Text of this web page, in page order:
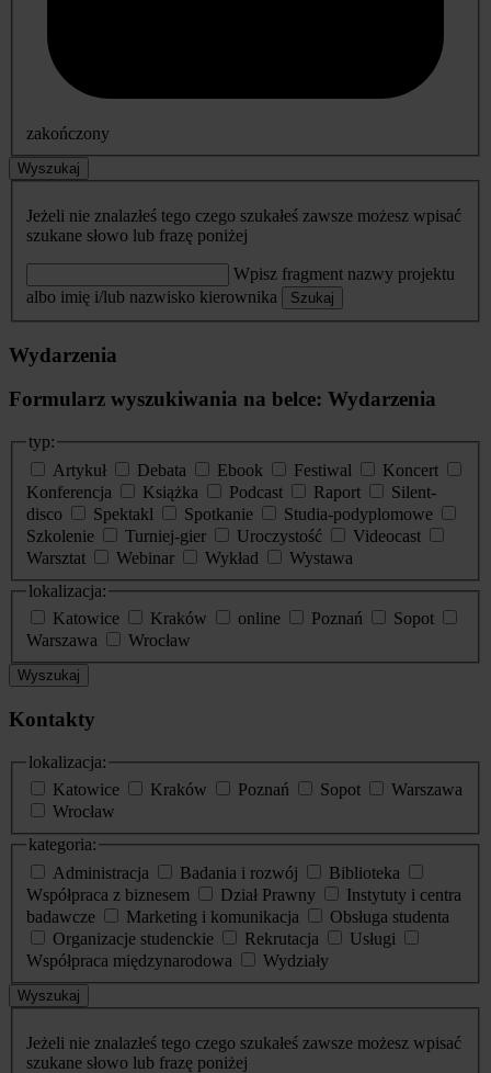
zakończony
Wyszukaj
Jeżeli nie znalazłeś tego czego szukałeś zawsze możesz wpisać
szukane słowo lub frazę poniżej
Wpisz fragment nazwy projektu
albo imię i/lub nazwisko kierownika
Szukaj
Wydarzenia
Formularz wyszukiwania na belce: Wydarzenia
typ:
Artykuł
Debata Ebook Festiwal
Koncert
Konferencja
Książka Podcast Raport
Silent-
disco
Spektakl Spotkanie
Studia-podyplomowe
Szkolenie
Turniej-gier Uroczystość
Videocast
Warsztat
Webinar Wykład
Wystawa
lokalizacja:
Katowice
Kraków online Poznań
Sopot
Warszawa
Wrocław
Wyszukaj
Kontakty
lokalizacja:
Katowice
Kraków Poznań Sopot
Warszawa
Wrocław
kategoria:
Administracja
Badania i rozwój
Biblioteka
Współpraca z biznesem
Dział Prawny
Instytuty i centra
badawcze
Marketing i komunikacja
Obsługa studenta
Organizacje studenckie
Rekrutacja
Usługi
Współpraca międzynarodowa
Wydziały
Wyszukaj
Jeżeli nie znalazłeś tego czego szukałeś zawsze możesz wpisać
szukane słowo lub frazę poniżej